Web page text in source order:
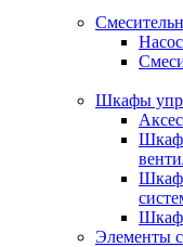
Шкафы
Элементы